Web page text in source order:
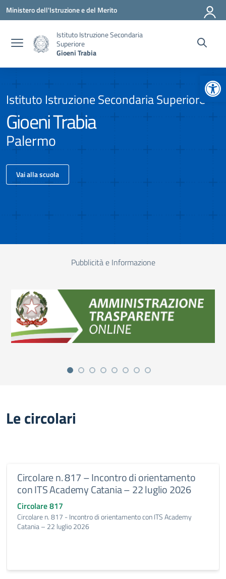
Vai ai contenuti
Vai al menu di navigazione
Vai al footer
Ministero dell'Istruzione e del Merito
Istituto Istruzione Secondaria
Superiore
Gioeni Trabia
Istituto Istruzione Secondaria Superiore
Gioeni Trabia
Palermo
Vai alla scuola
Pubblicità e Informazione
Le circolari
Circolare n. 817 – Incontro di orientamento
con ITS Academy Catania – 22 luglio 2026
Circolare 817
Circolare n. 817 - Incontro di orientamento con ITS Academy
Catania – 22 luglio 2026